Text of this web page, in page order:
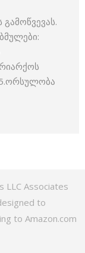
LLC Associates
to
to Amazon.com